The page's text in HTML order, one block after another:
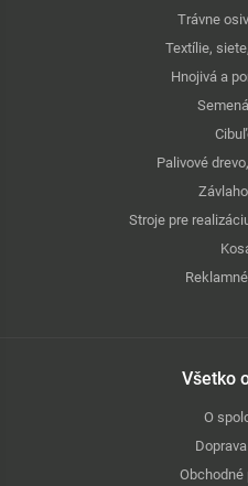
Trávne
Textílie,
Hnojivá a
Palivové
Stroje pre
Všetko
O
Obchodné